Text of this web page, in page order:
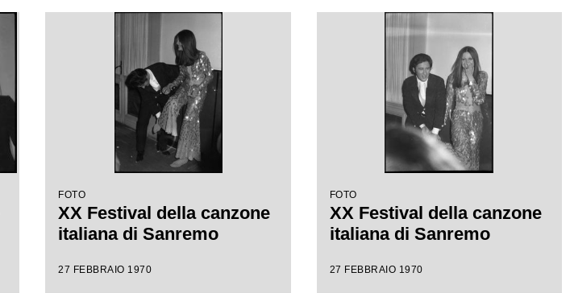
FOTO
XX Festival della canzone
italiana di Sanremo
27 FEBBRAIO 1970
FOTO
XX Festival della canzone
italiana di Sanremo
27 FEBBRAIO 1970